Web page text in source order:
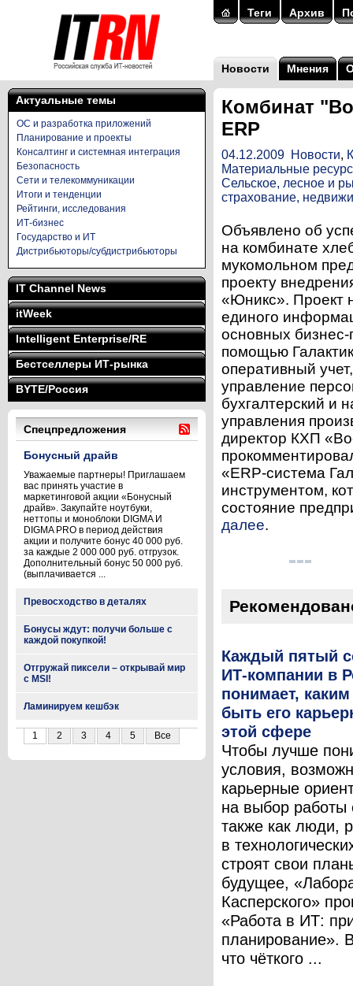
Теги Архив
Новости Мнения
Актуальные темы
ОС и разработка приложений
Планирование и проекты
Консалтинг и системная интеграция
Безопасность
Сети и телекоммуникации
Итоги и тенденции
Рейтинги, исследования
ИТ-бизнес
Государство и ИТ
Дистрибьюторы/субдистрибьюторы
IT Channel News
itWeek
Intelligent Enterprise/RE
Бестселлеры ИТ-рынка
BYTE/Россия
Спецпредложения
Бонусный драйв
Уважаемые партнеры! Приглашаем
вас принять участие в
маркетинговой акции «Бонусный
драйв». Закупайте ноутбуки,
неттопы и моноблоки DIGMA И
DIGMA PRO в период действия
акции и получите бонус 40 000 руб.
за каждые 2 000 000 руб. отгрузок.
Дополнительный бонус 50 000 руб.
(выплачивается ...
Превосходство в деталях
Бонусы ждут: получи больше с
каждой покупкой!
Отгружай пиксели – открывай мир
с MSI!
Ламинируем кешбэк
1 2 3 4 5 Все
Комбинат
ERP
04.12.2009 Новости,
Материальные
Сельское, лесное и
страхование,
Объявлено об
на комбинате
мукомольном
проекту
«Юникс». Проект
единого
основных
помощью
оперативный
управление
бухгалтерский и
управления
директор КХП
«ERP-система
инструментом,
состояние
далее.
Каждый пятый
ИТ-компании в
понимает,
быть его
этой сфере
Чтобы лучше
условия,
карьерные
на выбор работы
также как люди,
в
строят свои
будущее,
Касперского»
«Работа в ИТ:
планирование».
что чёткого ...